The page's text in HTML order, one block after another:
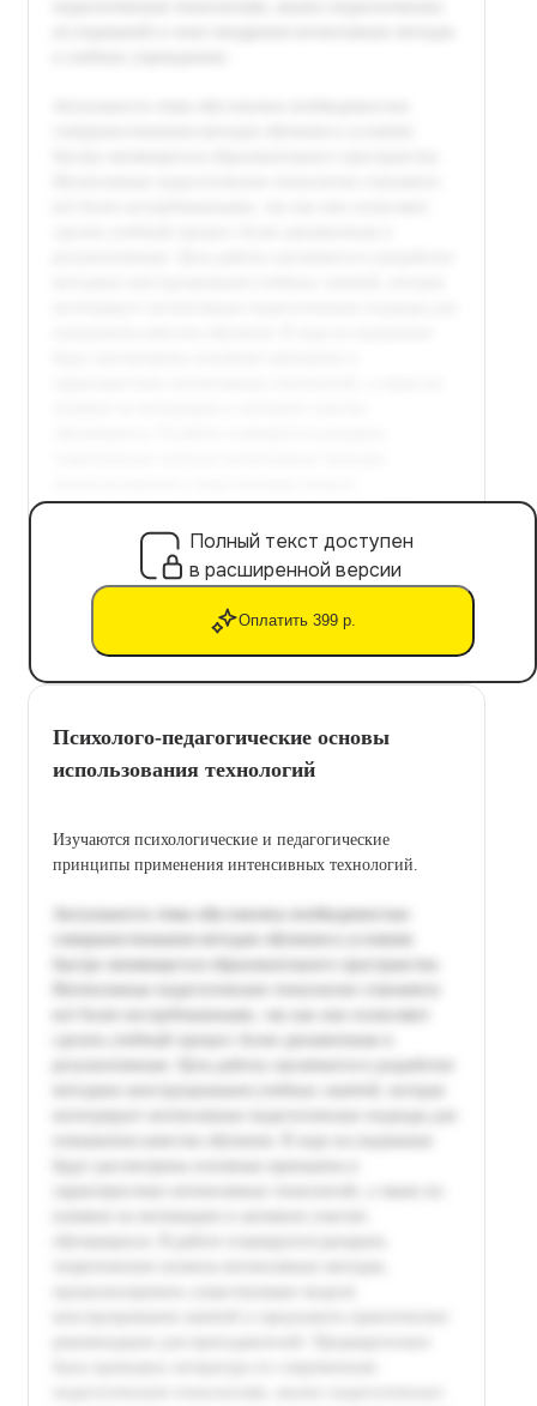
Полный текст доступен
в расширенной версии
Оплатить 399 р.
Психолого-педагогические основы
использования технологий
Изучаются психологические и педагогические
принципы применения интенсивных технологий.